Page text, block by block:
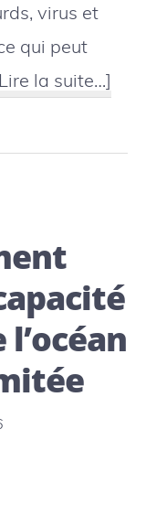
virus et
qui peut
la suite…]
de
la